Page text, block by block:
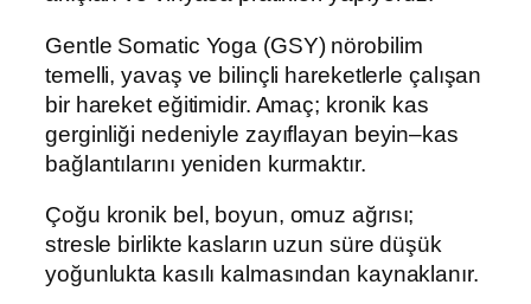
Gentle Somatic Yoga (GSY) nörobilim
temelli, yavaş ve bilinçli hareketlerle çalışan
bir hareket eğitimidir. Amaç; kronik kas
gerginliği nedeniyle zayıflayan beyin–kas
bağlantılarını yeniden kurmaktır.
Çoğu kronik bel, boyun, omuz ağrısı;
stresle birlikte kasların uzun süre düşük
yoğunlukta kasılı kalmasından kaynaklanır.